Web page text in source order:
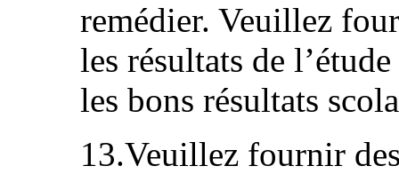
remédier. Veuillez
les résultats de
les bons résultats
13.Veuillez fournir